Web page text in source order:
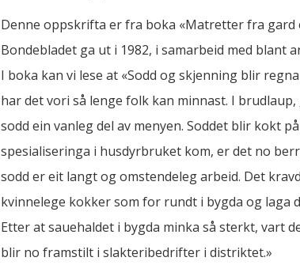
Denne oppskrifta er fra boka «Matretter fra gard
Bondebladet ga ut i 1982, i samarbeid med blant
I boka kan vi lese at «Sodd og skjenning blir
har det vori så lenge folk kan minnast. I
sodd ein vanleg del av menyen. Soddet blir kokt
spesialiseringa i husdyrbruket kom, er det no
sodd er eit langt og omstendeleg arbeid. Det
kvinnelege kokker som for rundt i bygda og laga
Etter at sauehaldet i bygda minka så sterkt, vart
blir no framstilt i slakteribedrifter i distriktet.»